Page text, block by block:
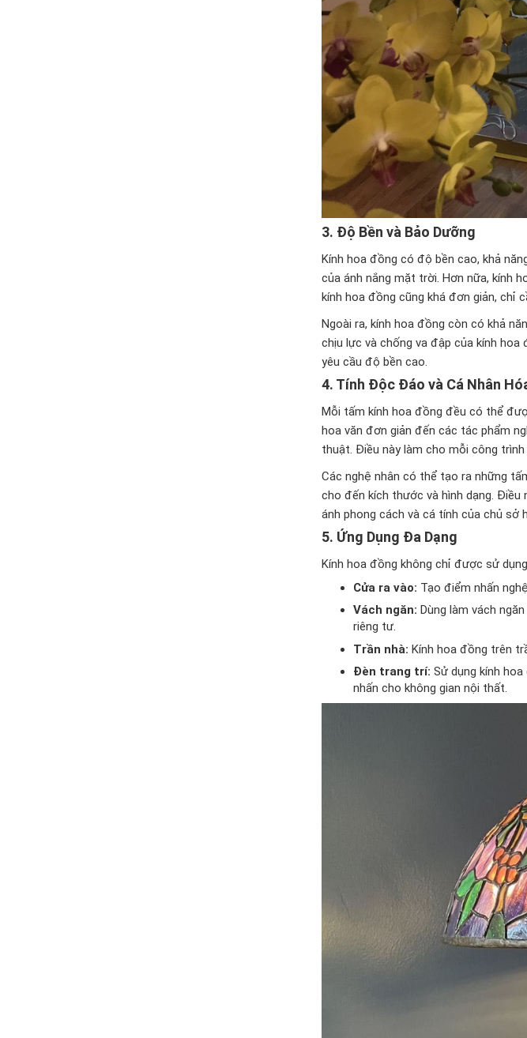
3. Độ Bền và Bảo Dưỡng
Kính hoa đồng có độ bền cao, khả
của ánh nắng mặt trời. Hơn nữa, kính
kính hoa đồng cũng khá đơn giản, chỉ
Ngoài ra, kính hoa đồng còn có khả
chịu lực và chống va đập của kính
yêu cầu độ bền cao.
4. Tính Độc Đáo và Cá Nhân
Mỗi tấm kính hoa đồng đều có thể
hoa văn đơn giản đến các tác phẩm
thuật. Điều này làm cho mỗi công
Các nghệ nhân có thể tạo ra những
cho đến kích thước và hình dạng. Điều
ánh phong cách và cá tính của chủ sở
5. Ứng Dụng Đa Dạng
Kính hoa đồng không chỉ được sử
Cửa ra vào: Tạo điểm nhấn
Vách ngăn: Dùng làm vách
riêng tư.
Trần nhà: Kính hoa đồng trên
Đèn trang trí: Sử dụng kính
nhấn cho không gian nội thất.